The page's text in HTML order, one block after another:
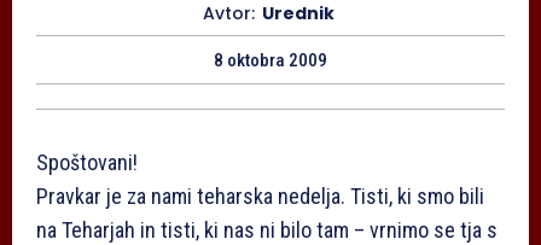
Avtor: Urednik
8 oktobra 2009
Spoštovani!
Pravkar je za nami teharska nedelja. Tisti, ki smo bili
na Teharjah in tisti, ki nas ni bilo tam – vrnimo se tja s